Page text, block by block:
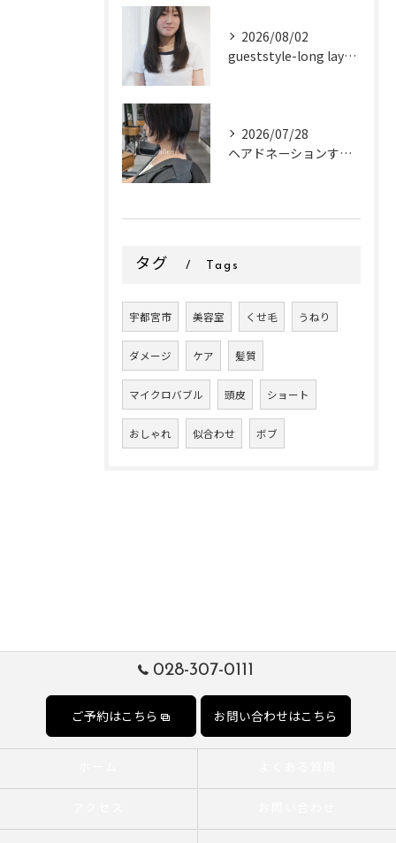
2026/08/02
gueststyle-long layer-
2026/07/28
ヘアドネーションするお客様✂
タグ Tags
宇都宮市 美容室 くせ毛 うねり
ダメージ ケア 髪質
マイクロバブル 頭皮 ショート
おしゃれ 似合わせ ボブ
028-307-0111
ご予約はこちら お問い合わせはこちら